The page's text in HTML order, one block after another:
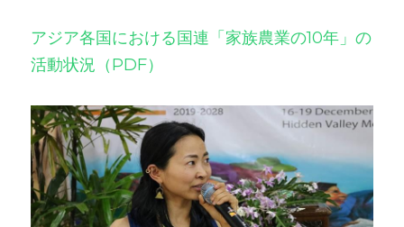
アジア各国における国連「家族農業の10年」の
活動状況（PDF）